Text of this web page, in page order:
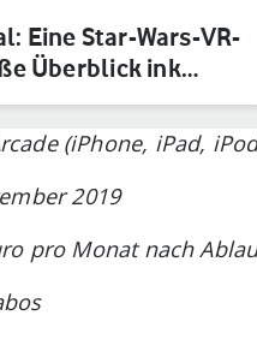
Eine Star-Wars-VR-
Überblick ink…
iPad, iPod
2019
nach Ablauf